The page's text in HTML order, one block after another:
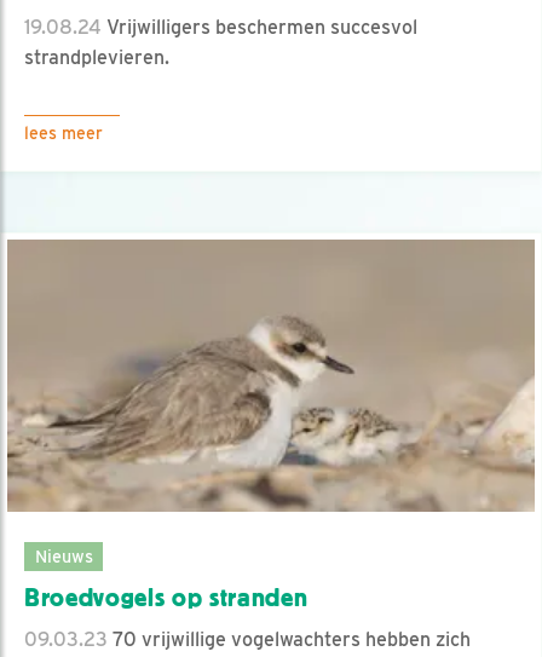
19.08.24 Vrijwilligers beschermen succesvol
strandplevieren.
lees meer
Nieuws
Broedvogels op stranden
09.03.23 70 vrijwillige vogelwachters hebben zich